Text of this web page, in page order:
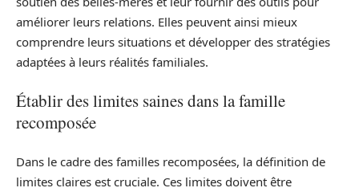
améliorer leurs relations. Elles peuvent ainsi mieux
comprendre leurs situations et développer des stratégies
adaptées à leurs réalités familiales.
Établir des limites saines dans la famille
recomposée
Dans le cadre des familles recomposées, la définition de
limites claires est cruciale. Ces limites doivent être